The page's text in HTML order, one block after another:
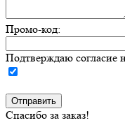
Промо-код:
Подтверждаю согласие
Спасибо за заказ!